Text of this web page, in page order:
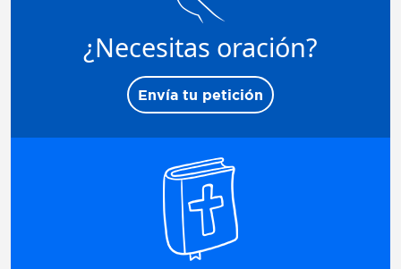
¿Necesitas oración?
Envía tu petición